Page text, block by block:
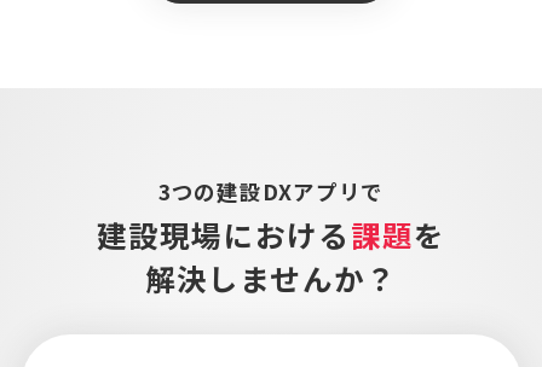
3つの建設DXアプリで
建設現場における課題を
解決しませんか？